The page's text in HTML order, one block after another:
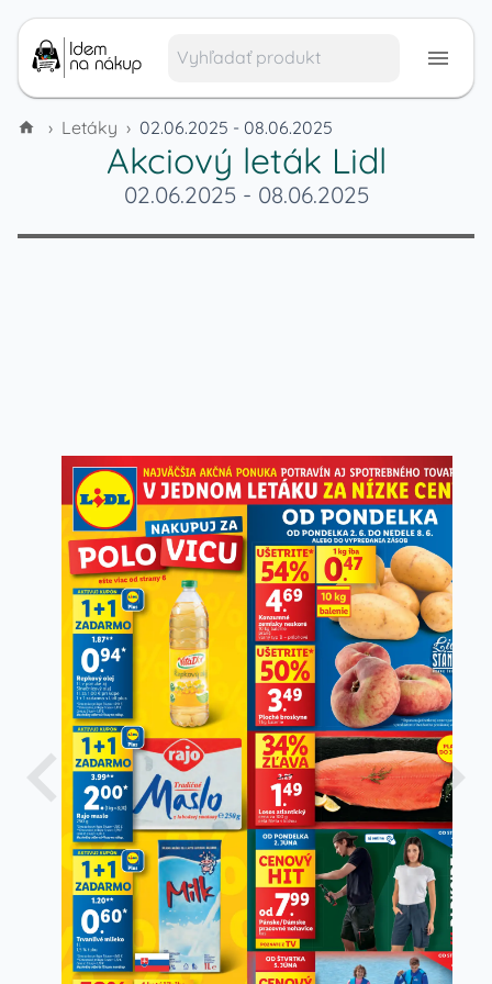
› Letáky › 02.06.2025 - 08.06.2025
Akciový leták Lidl
02.06.2025 - 08.06.2025